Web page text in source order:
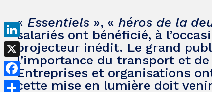
« Essentiels», « héros de la
salariés ont bénéficié, à
projecteur inédit. Le grand
l’importance du transport et
Entreprises et organisations
cette mise en lumière doit
LinkedIn
X
Facebook